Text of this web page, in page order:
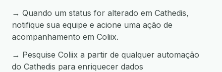
→ Quando um status for alterado em Cathedis,
notifique sua equipe e acione uma ação de
acompanhamento em Coliix.
→ Pesquise Coliix a partir de qualquer automação
do Cathedis para enriquecer dados